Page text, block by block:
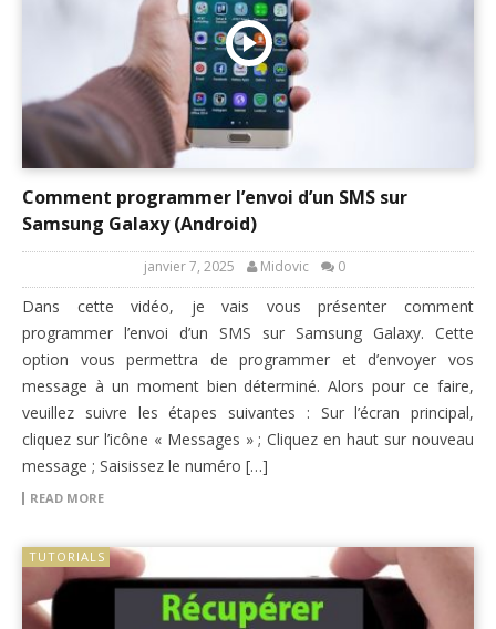
Comment programmer l’envoi d’un SMS sur
Samsung Galaxy (Android)
janvier 7, 2025 Midovic 0
Dans cette vidéo, je vais vous présenter comment
programmer l’envoi d’un SMS sur Samsung Galaxy. Cette
option vous permettra de programmer et d’envoyer vos
message à un moment bien déterminé. Alors pour ce faire,
veuillez suivre les étapes suivantes : Sur l’écran principal,
cliquez sur l’icône « Messages » ; Cliquez en haut sur nouveau
message ; Saisissez le numéro […]
READ MORE
TUTORIALS